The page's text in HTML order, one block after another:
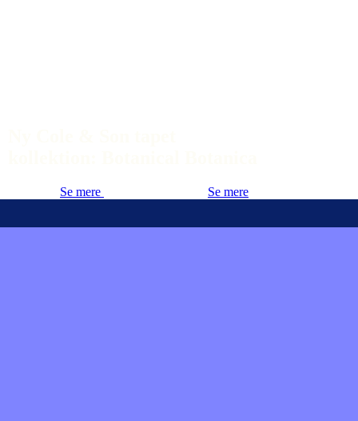
Se mere Se mere